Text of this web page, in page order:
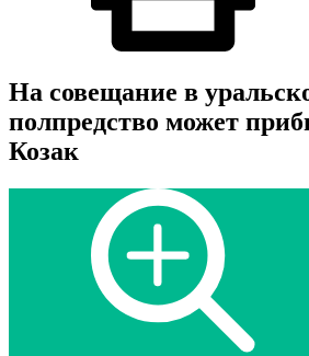
На совещание в
полпредство может
Козак